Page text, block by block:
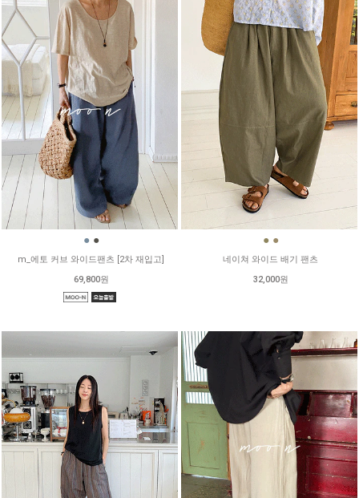
● ●
m_에토 커브 와이드팬츠 [2차 재입고]
69,800원
● ●
네이쳐 와이드 배기 팬츠
32,000원